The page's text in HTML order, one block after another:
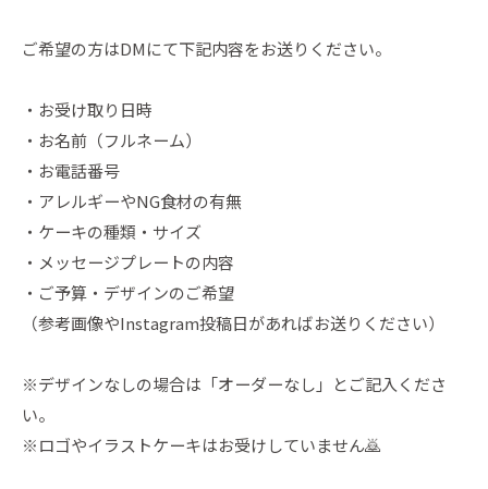
ご希望の方はDMにて下記内容をお送りください。
・お受け取り日時
・お名前（フルネーム）
・お電話番号
・アレルギーやNG食材の有無
・ケーキの種類・サイズ
・メッセージプレートの内容
・ご予算・デザインのご希望
（参考画像やInstagram投稿日があればお送りください）
※デザインなしの場合は「オーダーなし」とご記入くださ
い。
※ロゴやイラストケーキはお受けしていません🙇